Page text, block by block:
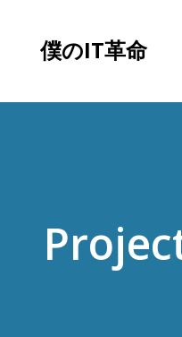
僕のIT革命